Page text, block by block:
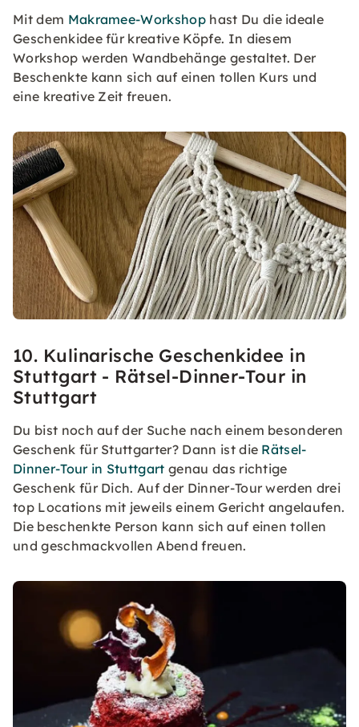
Mit dem Makramee-Workshop hast Du die ideale
Geschenkidee für kreative Köpfe. In diesem
Workshop werden Wandbehänge gestaltet. Der
Beschenkte kann sich auf einen tollen Kurs und
eine kreative Zeit freuen.
10. Kulinarische Geschenkidee in
Stuttgart - Rätsel-Dinner-Tour in
Stuttgart
Du bist noch auf der Suche nach einem besonderen
Geschenk für Stuttgarter? Dann ist die Rätsel-
Dinner-Tour in Stuttgart genau das richtige
Geschenk für Dich. Auf der Dinner-Tour werden drei
top Locations mit jeweils einem Gericht angelaufen.
Die beschenkte Person kann sich auf einen tollen
und geschmackvollen Abend freuen.